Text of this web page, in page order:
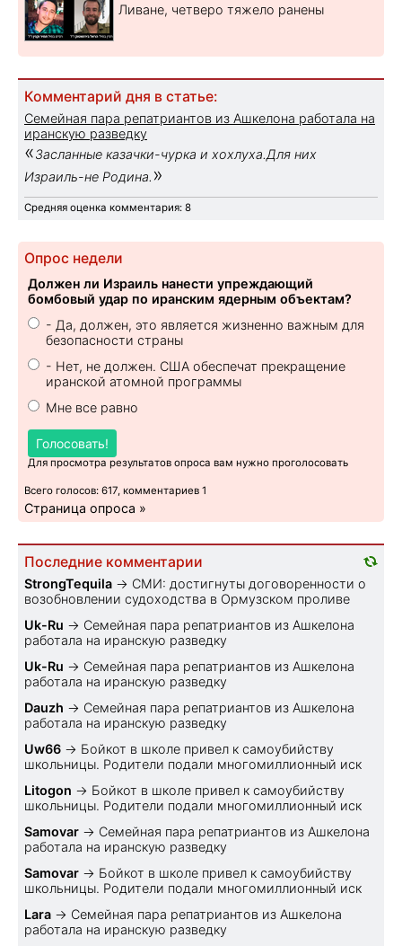
Ливане, четверо тяжело ранены
Комментарий дня в статье:
Семейная пара репатриантов из Ашкелона работала на
иранскую разведку
«Засланные казачки-чурка и хохлуха.Для них
Израиль-не Родина. »
Средняя оценка комментария: 8
Опрос недели
Должен ли Израиль нанести упреждающий
бомбовый удар по иранским ядерным объектам?
- Да, должен, это является жизненно важным для
безопасности страны
- Нет, не должен. США обеспечат прекращение
иранской атомной программы
Мне все равно
Голосовать!
Для просмотра результатов опроса вам нужно проголосовать
Всего голосов: 617, комментариев 1
Страница опроса »
Последние комментарии
StrongTequila → СМИ: достигнуты договоренности о
возобновлении судоходства в Ормузском проливе
Uk-Ru → Семейная пара репатриантов из Ашкелона
работала на иранскую разведку
Uk-Ru → Семейная пара репатриантов из Ашкелона
работала на иранскую разведку
Dauzh → Семейная пара репатриантов из Ашкелона
работала на иранскую разведку
Uw66 → Бойкот в школе привел к самоубийству
школьницы. Родители подали многомиллионный иск
Litogon → Бойкот в школе привел к самоубийству
школьницы. Родители подали многомиллионный иск
Samovar → Семейная пара репатриантов из Ашкелона
работала на иранскую разведку
Samovar → Бойкот в школе привел к самоубийству
школьницы. Родители подали многомиллионный иск
Lara → Семейная пара репатриантов из Ашкелона
работала на иранскую разведку